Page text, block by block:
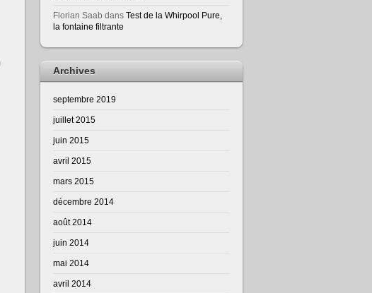
Florian Saab dans Test de la Whirpool Pure,
la fontaine filtrante
Archives
septembre 2019
juillet 2015
juin 2015
avril 2015
mars 2015
décembre 2014
août 2014
juin 2014
mai 2014
avril 2014